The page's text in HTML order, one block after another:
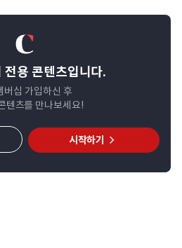
전용 콘텐츠입니다.
버십 가입하신 후
텐츠를 만나보세요!
시작하기